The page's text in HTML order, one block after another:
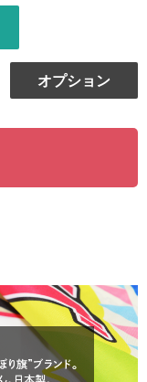
12324
13216
14130
18460
19341
20218
オプション